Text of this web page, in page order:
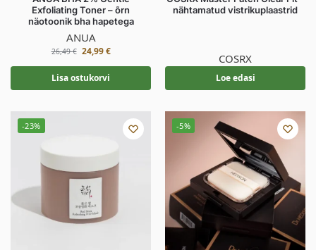
Exfoliating Toner – õrn
näotoonik bha hapetega
ANUA
26,49€ 24,99€
Lisa ostukorvi
nähtamatud vistrikuplaastrid
COSRX
Loe edasi
-23% -5%